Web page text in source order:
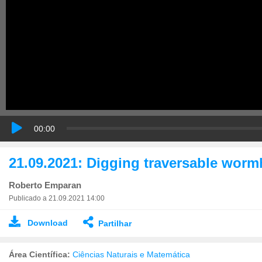
00:00
21.09.2021: Digging traversable
Roberto Emparan
Publicado a 21.09.2021 14:00
Download Partilhar
Área Científica: Ciências Naturais e Matemática